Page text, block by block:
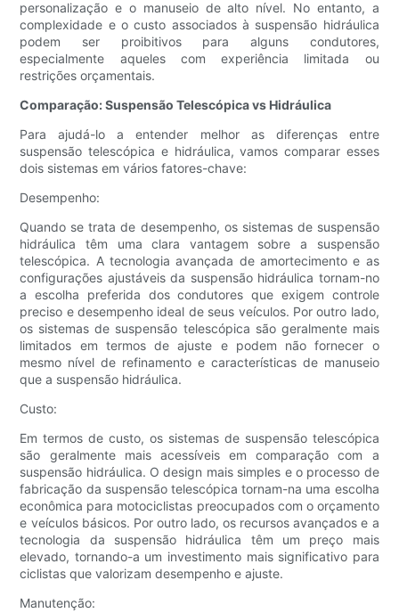
personalização e o manuseio de alto nível. No entanto, a
complexidade e o custo associados à suspensão hidráulica
podem ser proibitivos para alguns condutores,
especialmente aqueles com experiência limitada ou
restrições orçamentais.
Comparação: Suspensão Telescópica vs Hidráulica
Para ajudá-lo a entender melhor as diferenças entre
suspensão telescópica e hidráulica, vamos comparar esses
dois sistemas em vários fatores-chave:
Desempenho:
Quando se trata de desempenho, os sistemas de suspensão
hidráulica têm uma clara vantagem sobre a suspensão
telescópica. A tecnologia avançada de amortecimento e as
configurações ajustáveis ​​da suspensão hidráulica tornam-no
a escolha preferida dos condutores que exigem controle
preciso e desempenho ideal de seus veículos. Por outro lado,
os sistemas de suspensão telescópica são geralmente mais
limitados em termos de ajuste e podem não fornecer o
mesmo nível de refinamento e características de manuseio
que a suspensão hidráulica.
Custo:
Em termos de custo, os sistemas de suspensão telescópica
são geralmente mais acessíveis em comparação com a
suspensão hidráulica. O design mais simples e o processo de
fabricação da suspensão telescópica tornam-na uma escolha
econômica para motociclistas preocupados com o orçamento
e veículos básicos. Por outro lado, os recursos avançados e a
tecnologia da suspensão hidráulica têm um preço mais
elevado, tornando-a um investimento mais significativo para
ciclistas que valorizam desempenho e ajuste.
Manutenção: